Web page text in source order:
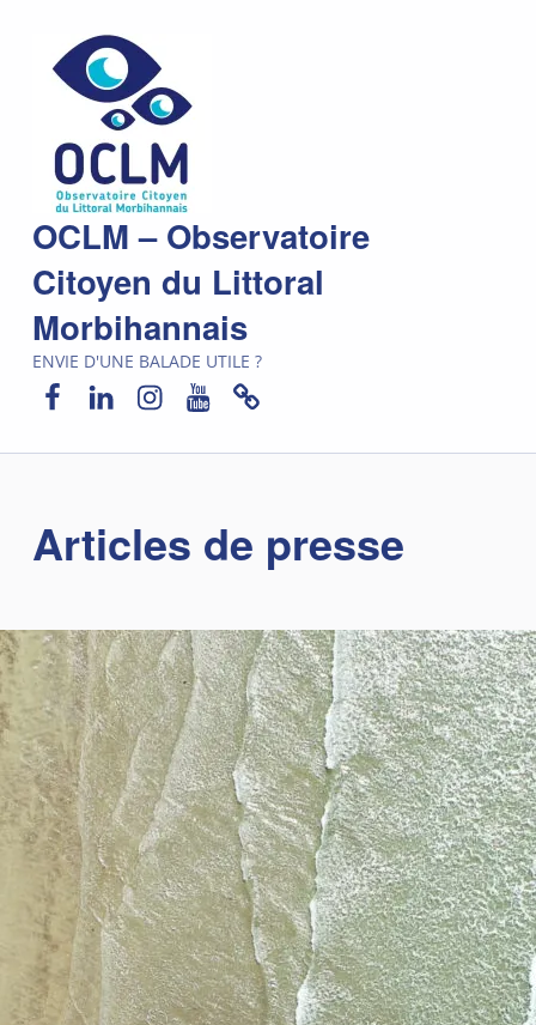
OCLM – Observatoire
Citoyen du Littoral
Morbihannais
ENVIE D'UNE BALADE UTILE ?
Facebook
LinkedInInstagram
YouTubeNewsletter
Articles de presse